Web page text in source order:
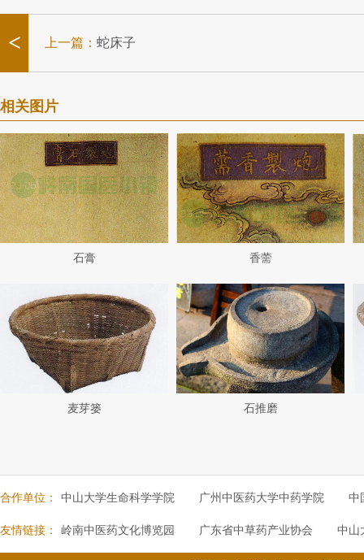
< 上一篇： 蛇床子
相关图片
石膏 香薷
麦芽篓 石推磨
合作单位： 中山大学生命科学学院 广州中医药大学中药学院 中
友情链接： 岭南中医药文化博览园 广东省中草药产业协会 中山